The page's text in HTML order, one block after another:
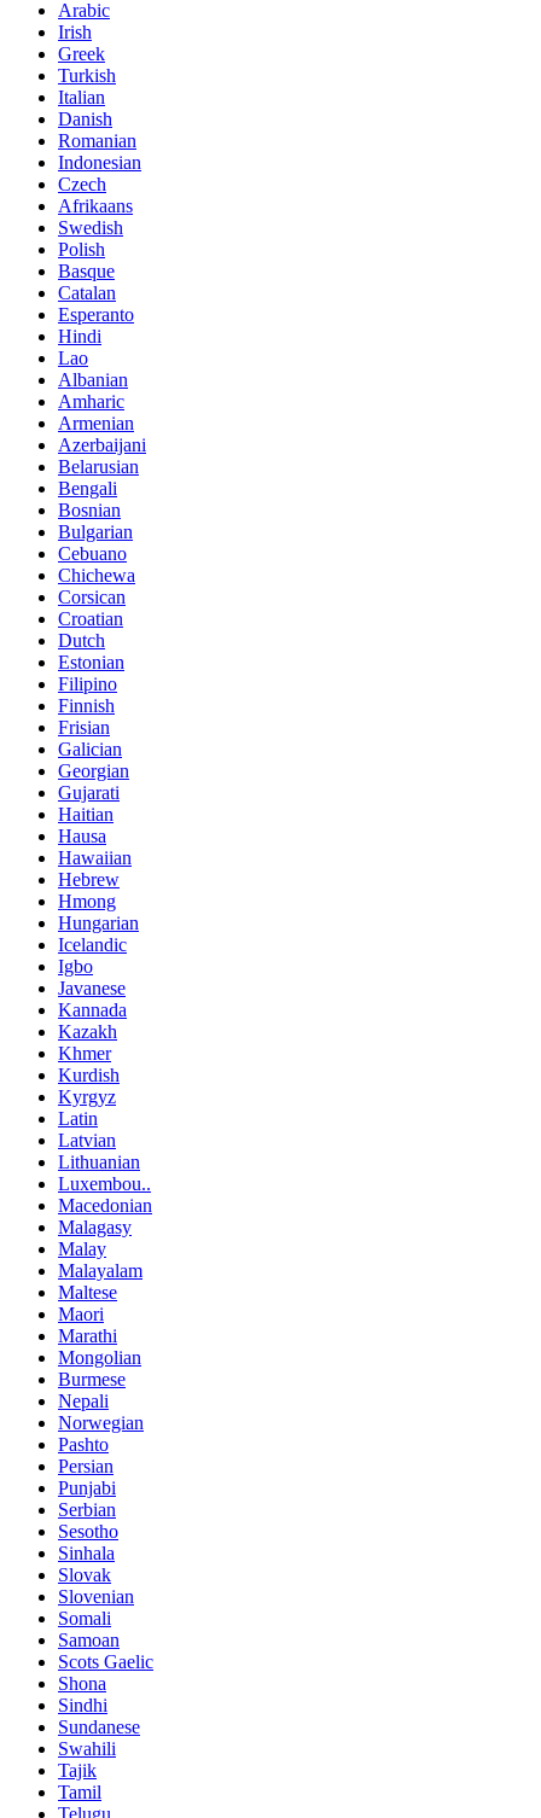
Arabic
Irish
Greek
Turkish
Italian
Danish
Romanian
Indonesian
Czech
Afrikaans
Swedish
Polish
Basque
Catalan
Esperanto
Hindi
Lao
Albanian
Amharic
Armenian
Azerbaijani
Belarusian
Bengali
Bosnian
Bulgarian
Cebuano
Chichewa
Corsican
Croatian
Dutch
Estonian
Filipino
Finnish
Frisian
Galician
Georgian
Gujarati
Haitian
Hausa
Hawaiian
Hebrew
Hmong
Hungarian
Icelandic
Igbo
Javanese
Kannada
Kazakh
Khmer
Kurdish
Kyrgyz
Latin
Latvian
Lithuanian
Luxembou..
Macedonian
Malagasy
Malay
Malayalam
Maltese
Maori
Marathi
Mongolian
Burmese
Nepali
Norwegian
Pashto
Persian
Punjabi
Serbian
Sesotho
Sinhala
Slovak
Slovenian
Somali
Samoan
Scots Gaelic
Shona
Sindhi
Sundanese
Swahili
Tajik
Tamil
Telugu